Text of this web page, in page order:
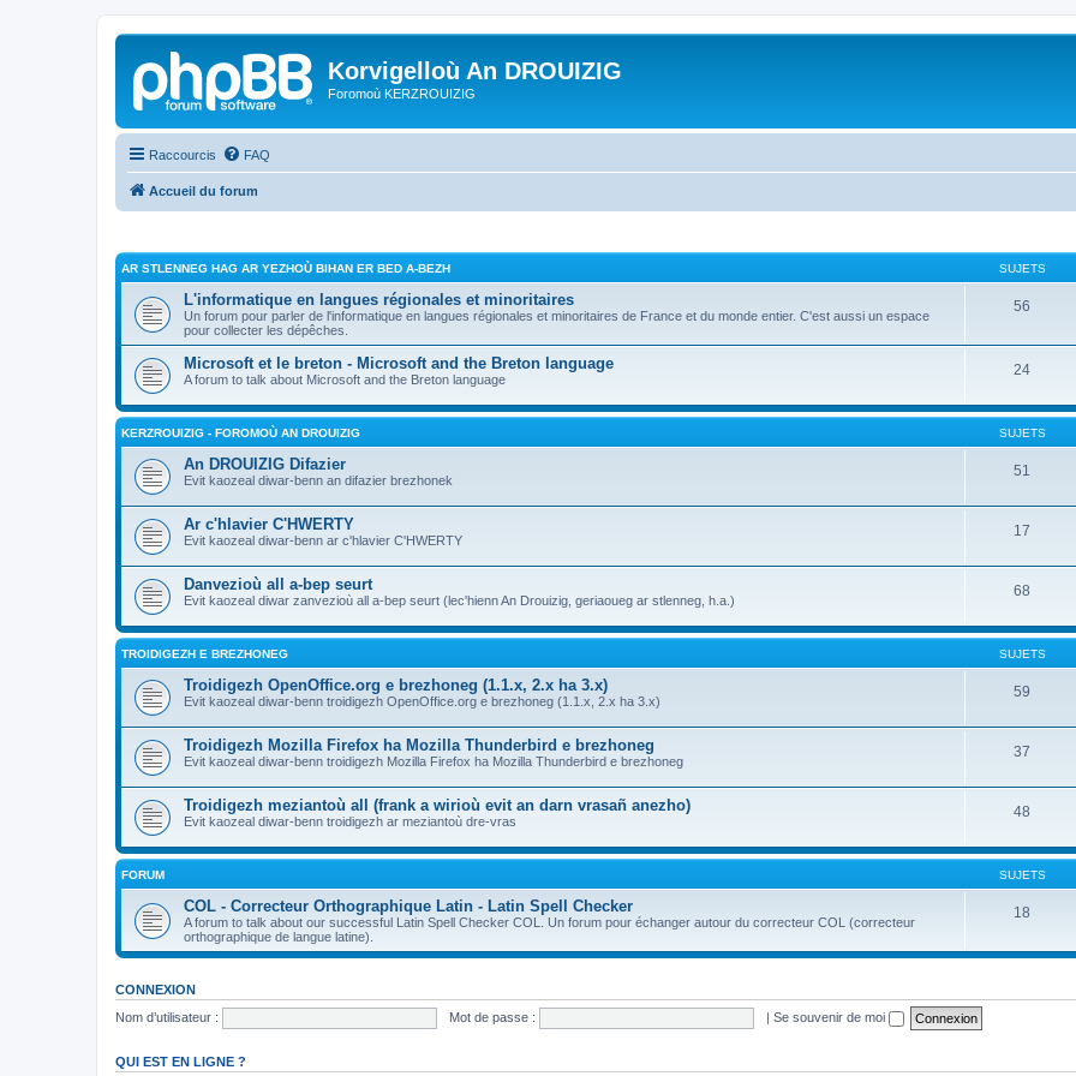
Korvigelloù An DROUIZIG
Foromoù KERZROUIZIG
Raccourcis FAQ
Accueil du forum
AR STLENNEG HAG AR YEZHOÙ BIHAN ER BED A-BEZH SUJETS
L'informatique en langues régionales et minoritaires
Un forum pour parler de l'informatique en langues régionales et minoritaires de France et du monde entier. C'est aussi un espace
pour collecter les dépêches.
56
Microsoft et le breton - Microsoft and the Breton language
A forum to talk about Microsoft and the Breton language
24
KERZROUIZIG - FOROMOÙ AN DROUIZIG SUJETS
An DROUIZIG Difazier
Evit kaozeal diwar-benn an difazier brezhonek
51
Ar c'hlavier C'HWERTY
Evit kaozeal diwar-benn ar c'hlavier C'HWERTY
17
Danvezioù all a-bep seurt
Evit kaozeal diwar zanvezioù all a-bep seurt (lec'hienn An Drouizig, geriaoueg ar stlenneg, h.a.)
68
TROIDIGEZH E BREZHONEG SUJETS
Troidigezh OpenOffice.org e brezhoneg (1.1.x, 2.x ha 3.x)
Evit kaozeal diwar-benn troidigezh OpenOffice.org e brezhoneg (1.1.x, 2.x ha 3.x)
59
Troidigezh Mozilla Firefox ha Mozilla Thunderbird e brezhoneg
Evit kaozeal diwar-benn troidigezh Mozilla Firefox ha Mozilla Thunderbird e brezhoneg
37
Troidigezh meziantoù all (frank a wirioù evit an darn vrasañ anezho)
Evit kaozeal diwar-benn troidigezh ar meziantoù dre-vras
48
FORUM SUJETS
COL - Correcteur Orthographique Latin - Latin Spell Checker
A forum to talk about our successful Latin Spell Checker COL. Un forum pour échanger autour du correcteur COL (correcteur
orthographique de langue latine).
18
CONNEXION
Nom d’utilisateur :
Mot de passe : | Se souvenir de moi
QUI EST EN LIGNE ?